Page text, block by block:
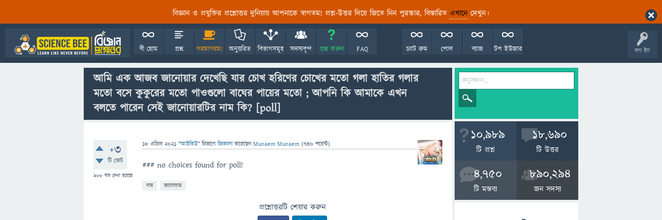
বিজ্ঞান ও প্রযুক্তির প্রশ্নোত্তর দুনিয়ায় আপনাকে স্বাগতম! প্রশ্ন-উত্তর দিয়ে জিতে নিন পুরস্কার, বিস্তারিত এখানেদেখুন।
লগ ইন
বী হোম প্রশ্ন গরমাগরম! অনুত্তরিত বিভাগসমূহ সদস্যবৃন্দ প্রশ্ন করুন FAQ টপ ইউজার
ব্যাজ
পোল
চ্যাট রুম
আমি এক আজব জানোয়ার দেখেছি যার চোখ হরিণের চোখের মতো গলা হাতির গলার
মতো বসে কুকুরের মতো পাওগুলো বাঘের পায়ের মতো ; আপনি কি আমাকে এখন
বলতে পারেন সেই জানোয়ারটির নাম কি? [poll]
+3
টি ভোট
988 বার দেখা হয়েছে
18 এপ্রিল 2021 "আইকিউ" বিভাগে জিজ্ঞাসাকরেছেনMunaem Munaem (730 পয়েন্ট)
### no choices found for poll!
নাম জানোয়ার
প্রশ্নোত্তরটি শেয়ার করুন
10,989
টি প্রশ্ন
18,690
টি উত্তর
4,750
টি মন্তব্য
890,294
জন সদস্য